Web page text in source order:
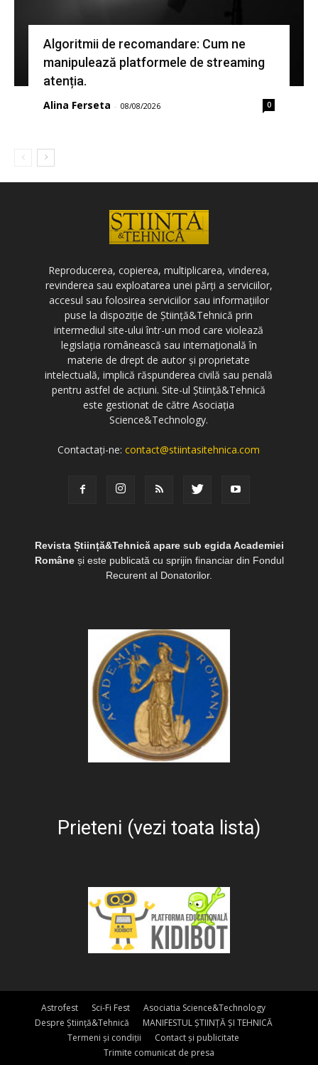
Algoritmii de recomandare: Cum ne
manipulează platformele de streaming
atenția.
Alina Ferseta - 08/08/2026 0
Reproducerea, copierea, multiplicarea, vinderea,
revinderea sau exploatarea unei părți a serviciilor,
accesul sau folosirea serviciilor sau informațiilor
puse la dispoziție de Știință&Tehnică prin
intermediul site-ului într-un mod care violează
legislația românească sau internațională în
materie de drept de autor și proprietate
intelectuală, implică răspunderea civilă sau penală
pentru astfel de acțiuni. Site-ul Știință&Tehnică
este gestionat de către Asociația
Science&Technology.
Contactați-ne:contact@stiintasitehnica.com
Revista Știință&Tehnică apare sub egida Academiei
Româneși este publicată cu sprijin financiar din Fondul
Recurent al Donatorilor.
Prieteni (vezi toata lista)
Astrofest Sci-Fi Fest
Asociatia Science&Technology
Despre Știință&Tehnică
MANIFESTUL ȘTIINȚĂ ȘI TEHNICĂ
Termeni și condiții
Contact și publicitate
Trimite comunicat de presa